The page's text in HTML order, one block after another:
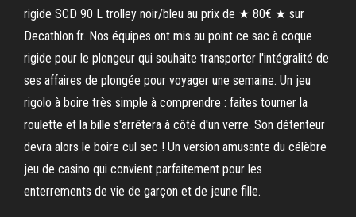
rigide SCD 90 L trolley noir/bleu au prix de ★ 80€ ★ sur
Decathlon.fr. Nos équipes ont mis au point ce sac à coque
rigide pour le plongeur qui souhaite transporter l'intégralité de
ses affaires de plongée pour voyager une semaine. Un jeu
rigolo à boire très simple à comprendre : faites tourner la
roulette et la bille s'arrêtera à côté d'un verre. Son détenteur
devra alors le boire cul sec ! Un version amusante du célèbre
jeu de casino qui convient parfaitement pour les
enterrements de vie de garçon et de jeune fille.